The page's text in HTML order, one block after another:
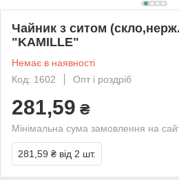
Чайник з ситом
"KAMILLE"
Немає в наявності
Код: 1602
Опт і роздріб
281,59 ₴
Мінімальна сума замовлення на
281,59 ₴ від 2 шт.